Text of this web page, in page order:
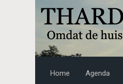
Skip to main content
Home Agenda